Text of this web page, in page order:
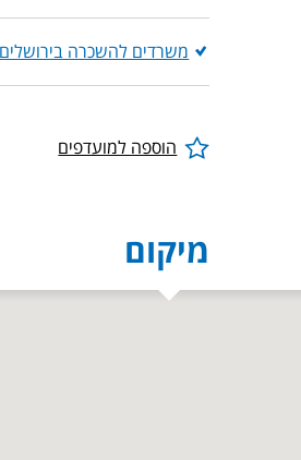
משרדים להשכרה בירושלים
הוספה למועדפים
מיקום